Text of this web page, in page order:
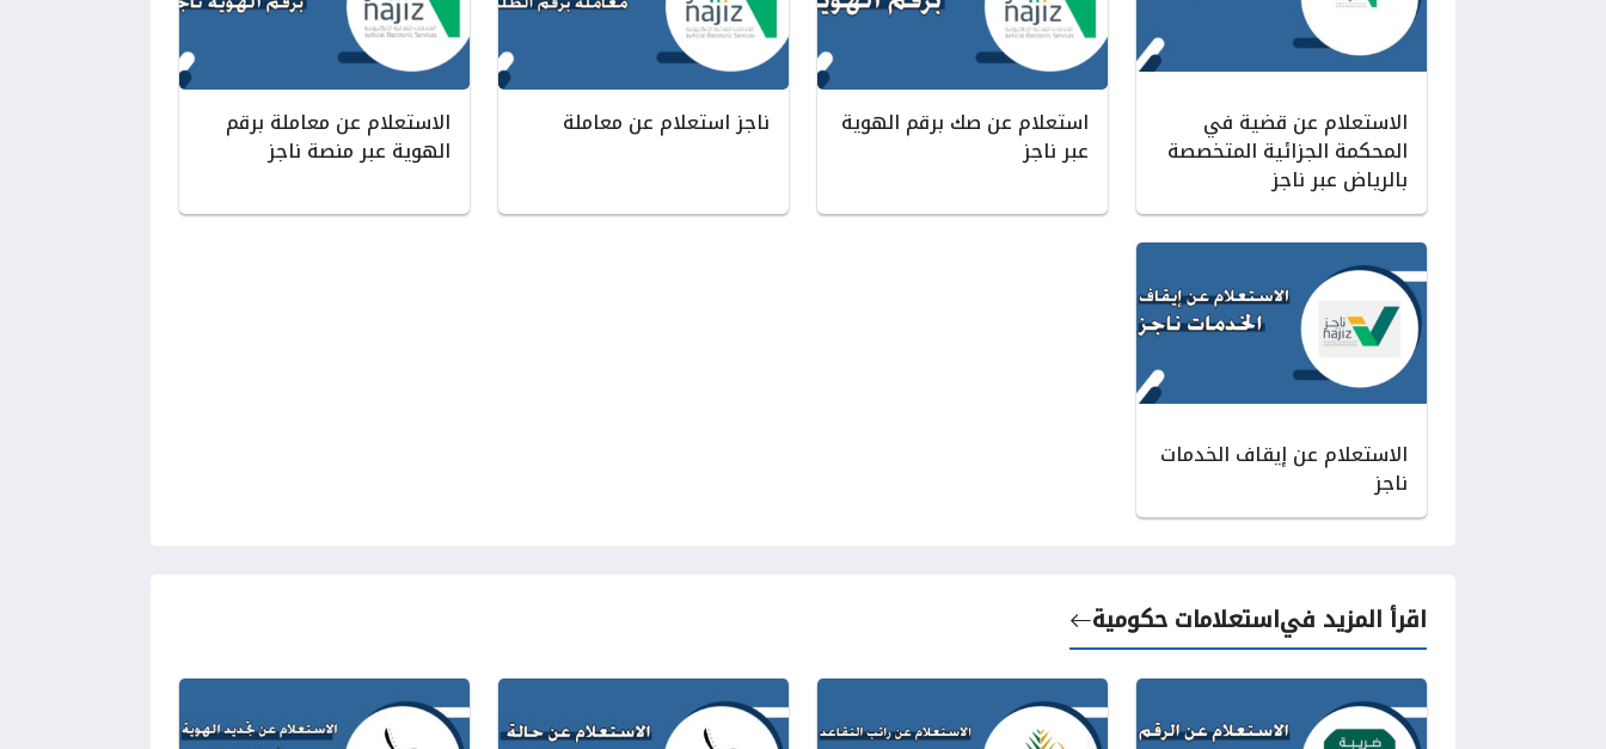
الاستعلام عن قضية في
المحكمة الجزائية المتخصصة
بالرياض عبر ناجز
استعلام عن صك برقم الهوية
عبر ناجز
ناجز استعلام عن معاملة الاستعلام عن معاملة برقم
الهوية عبر منصة ناجز
الاستعلام عن إيقاف الخدمات
ناجز
اقرأ المزيد فياستعلامات حكومية